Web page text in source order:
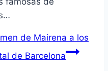
de Mairena a los
de Barcelona